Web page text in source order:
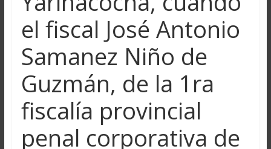
el fiscal José Antonio
Samanez Niño de
Guzmán, de la 1ra
fiscalía provincial
penal corporativa de